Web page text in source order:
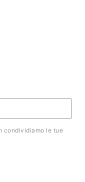
condividiamo le tue